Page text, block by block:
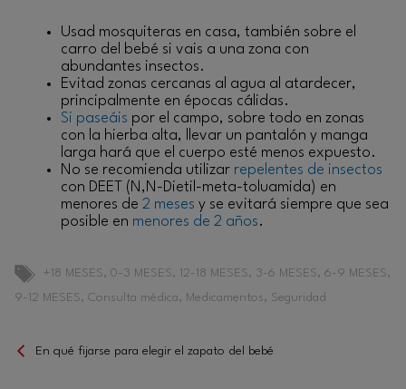
Usad mosquiteras en casa, también sobre el
carro del bebé si vais a una zona con
abundantes insectos.
Evitad zonas cercanas al agua al atardecer,
principalmente en épocas cálidas.
Si paseáis por el campo, sobre todo en zonas
con la hierba alta, llevar un pantalón y manga
larga hará que el cuerpo esté menos expuesto.
No se recomienda utilizar repelentes de insectos
con DEET (N,N-Dietil-meta-toluamida) en
menores de 2 meses y se evitará siempre que sea
posible en menores de 2 años.
+18 MESES, 0-3 MESES, 12-18 MESES, 3-6 MESES, 6-9 MESES,
9-12 MESES, Consulta médica, Medicamentos, Seguridad
En qué fijarse para elegir el zapato del bebé